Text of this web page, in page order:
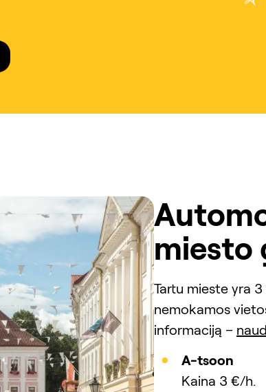
miesto
Tartu mieste yra
nemokamos
informaciją –
A-tsoon
Kaina 3 €/h.